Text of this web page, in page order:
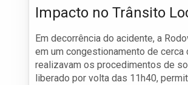
Impacto no Trânsito
Em decorrência do acidente, a
em um congestionamento de
realizavam os procedimentos de
liberado por volta das 11h40,